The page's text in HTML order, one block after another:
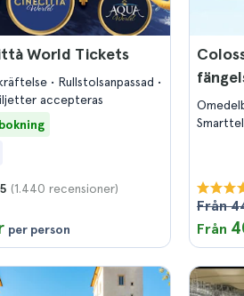
World Tickets
Rullstolsanpassad
accepteras
(1.440 recensioner)
per person
Från
Från